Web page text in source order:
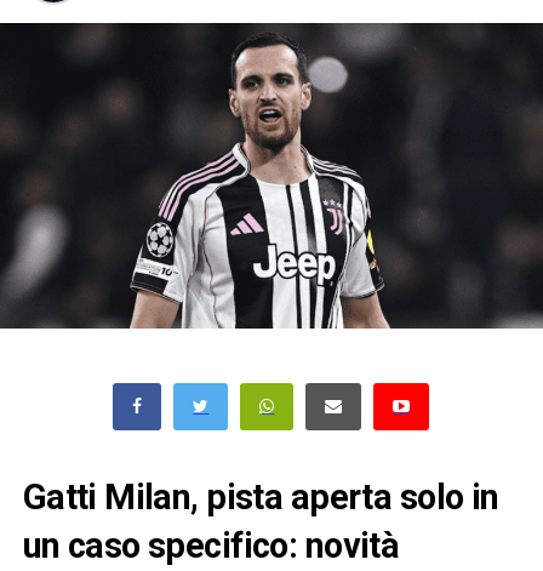
Gatti Milan, pista aperta solo in
un caso specifico: novità